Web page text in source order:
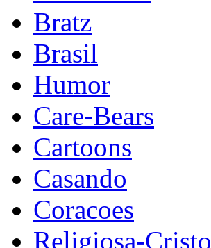
Bratz
Brasil
Humor
Care-Bears
Cartoons
Casando
Coracoes
Religiosa-Cristo